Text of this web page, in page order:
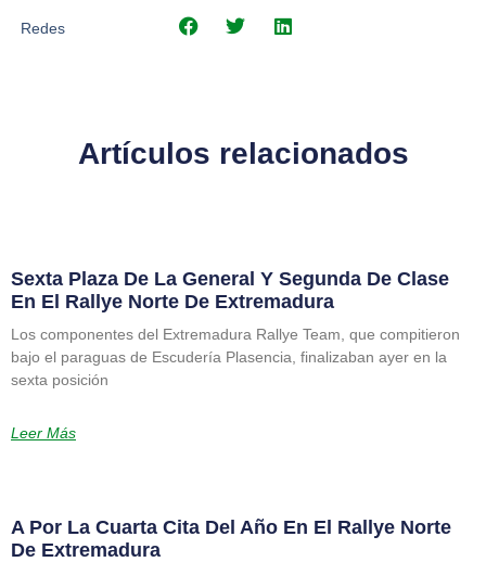
Redes
Artículos relacionados
Sexta Plaza De La General Y Segunda De Clase
En El Rallye Norte De Extremadura
Los componentes del Extremadura Rallye Team, que compitieron
bajo el paraguas de Escudería Plasencia, finalizaban ayer en la
sexta posición
Leer Más
A Por La Cuarta Cita Del Año En El Rallye Norte
De Extremadura